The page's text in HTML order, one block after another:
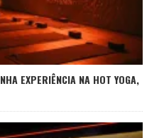
EXPERIÊNCIA NA HOT YOGA,